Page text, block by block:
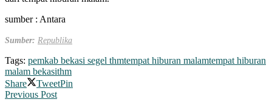
sumber : Antara
Sumber: Republika
Tags: pemkab bekasi segel thmtempat hiburan malamtempat hiburan
malam bekasithm
Share
TweetPin
Previous Post